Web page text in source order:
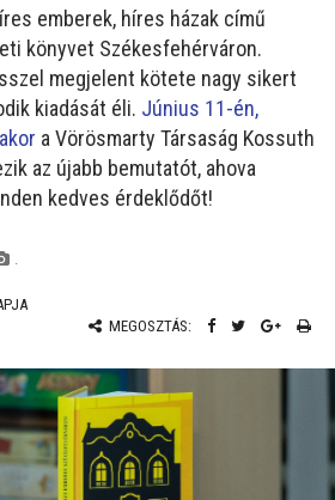
emberek, híres házak című
könyvet Székesfehérváron.
megjelent kötete nagy sikert
kiadását éli. Június 11-én,
a Vörösmarty Társaság Kossuth
az újabb bemutatót, ahova
kedves érdeklődőt!
.
MEGOSZTÁS: